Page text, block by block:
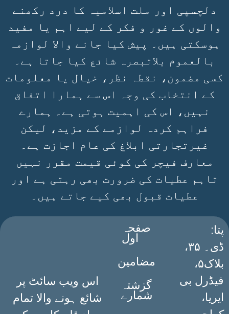
دلچسپی اور ملت اسلامیہ کا درد رکھنے
والوں کے غور و فکر کے لیے اہم یا مفید
ہوسکتی ہیں۔ پیش کیا جانے والا لوازمہ
بالعموم بلاتبصرہ شائع کیا جاتا ہے۔
کسی مضمون، نقطہ نظر، خیال یا معلومات
کے انتخاب کی وجہ اس سے ہمارا اتفاق
نہیں، اس کی اہمیت ہوتی ہے۔ ہمارے
فراہم کردہ لوازمے کے مزید، لیکن
غیرتجارتی ابلاغ کی عام اجازت ہے۔
معارف فیچر کی کوئی قیمت مقرر نہیں
تاہم عطیات کی ضرورت بھی رہتی ہے اور
عطیات قبول بھی کیے جاتے ہیں۔
:پتا
ڈی۔ ۳۵،
بلاک۵،
فیڈرل بی
ایریا،
صفحہ
اول
مضامین
گزشتہ
شمارے
اس ویب سائٹ پر
شائع ہونے والا تمام